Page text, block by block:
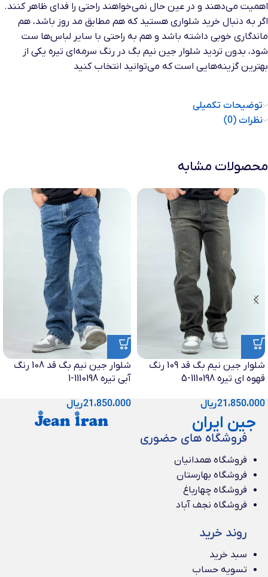
اهمیت می‌دهند و در عین حال نمی‌خواهند راحتی را فدای ظاهر کنند.
اگر به دنبال خرید شلواری هستید که هم مطابق مد روز باشد، هم
ماندگاری خوبی داشته باشد و هم به راحتی با سایر لباس‌ها ست
شود، بدون تردید شلوار جین نیم بگ در رنگ سرمه‌ای تیره یکی از
بهترین گزینه‌هایی است که می‌توانید انتخاب کنید
توضیحات تکمیلی
نظرات (0)
محصولات مشابه
شلوار جین نیم بگ قد 109 رنگ
قهوه ای تیره 1110198-5
21،850،000ریال
شلوار جین نیم بگ قد 108 رنگ
آبی تیره 1110198-1
21،850،000ریال
جین ایران
فروشگاه های حضوری
فروشگاه همدانیان
فروشگاه بهارستان
فروشگاه چهارباغ
فروشگاه نجف آباد
روند خرید
سبد خرید
تسویه حساب